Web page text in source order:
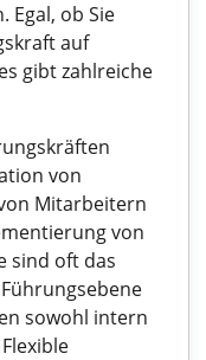
ob Sie
auf
gibt zahlreiche
von
Mitarbeitern
von
sind oft das
sowohl intern